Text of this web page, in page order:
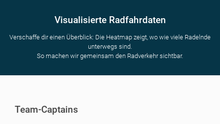
Visualisierte Radfahrdaten
Verschaffe dir einen Überblick: Die Heatmap zeigt, wo wie viele Radelnde
unterwegs sind.
So machen wir gemeinsam den Radverkehr sichtbar.
Team-Captains